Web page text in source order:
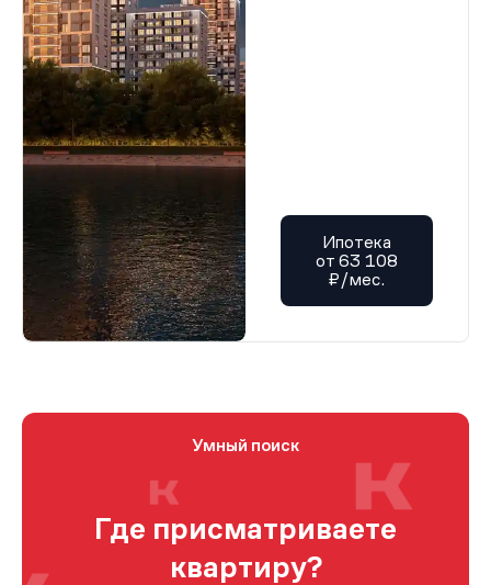
Ипотека
от 63 108
₽/мес.
Умный поиск
Где присматриваете
квартиру?